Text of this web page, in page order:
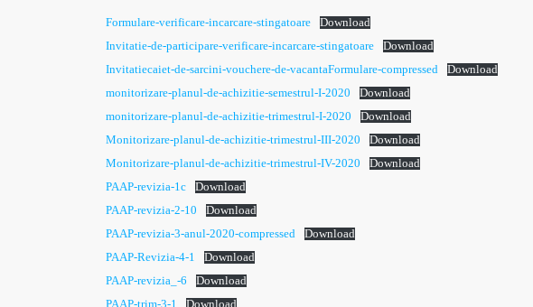
Formulare-verificare-incarcare-stingatoare
Download
Invitatie-de-participare-verificare-incarcare-stingatoare
Download
Invitatiecaiet-de-sarcini-vouchere-de-vacantaFormulare-compressed
Download
monitorizare-planul-de-achizitie-semestrul-I-2020
Download
monitorizare-planul-de-achizitie-trimestrul-I-2020
Download
Monitorizare-planul-de-achizitie-trimestrul-III-2020
Download
Monitorizare-planul-de-achizitie-trimestrul-IV-2020
Download
PAAP-revizia-1c
Download
PAAP-revizia-2-10
Download
PAAP-revizia-3-anul-2020-compressed
Download
PAAP-Revizia-4-1
Download
PAAP-revizia_-6
Download
PAAP-trim-3-1
Download